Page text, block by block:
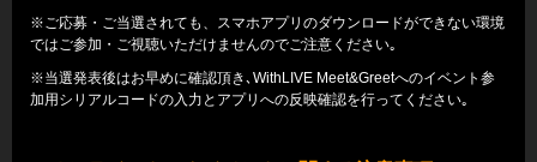
※ご応募・ご当選されても、スマホアプリのダウンロードができない環境
ではご参加・ご視聴いただけませんのでご注意ください｡
※当選発表後はお早めに確認頂き､WithLIVE Meet&Greetへのイベント参
加用シリアルコードの入力とアプリへの反映確認を行ってください｡